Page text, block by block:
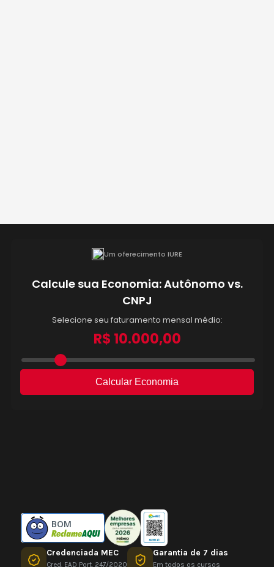
BOM
Credenciada MEC
Cred. EAD Port. 247/2020
Garantia de 7 dias
Em todos os cursos